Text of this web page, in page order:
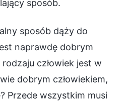
sposób.
sposób dąży do
naprawdę dobrym
człowiek jest w
dobrym człowiekiem,
Przede wszystkim musi